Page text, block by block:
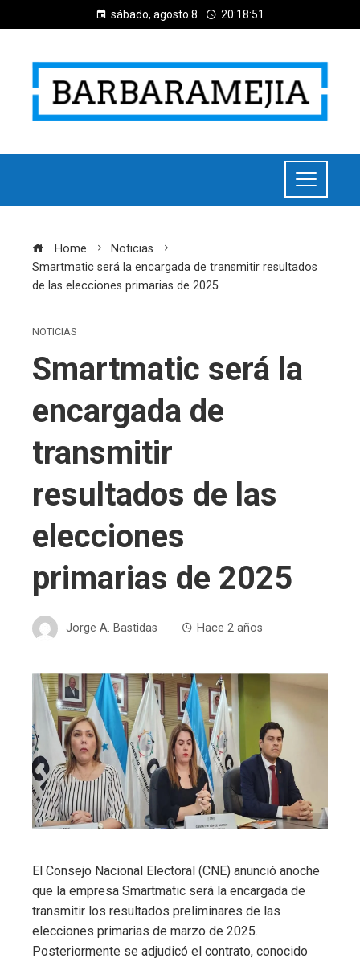
sábado, agosto 8 20:18:51
Home
Noticias
Smartmatic será la encargada de transmitir resultados
de las elecciones primarias de 2025
NOTICIAS
Smartmatic será la
encargada de
transmitir
resultados de las
elecciones
primarias de 2025
Jorge A. Bastidas Hace 2 años
El Consejo Nacional Electoral (CNE) anunció anoche
que la empresa Smartmatic será la encargada de
transmitir los resultados preliminares de las
elecciones primarias de marzo de 2025.
Posteriormente se adjudicó el contrato, conocido